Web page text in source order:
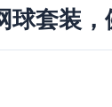
球套装